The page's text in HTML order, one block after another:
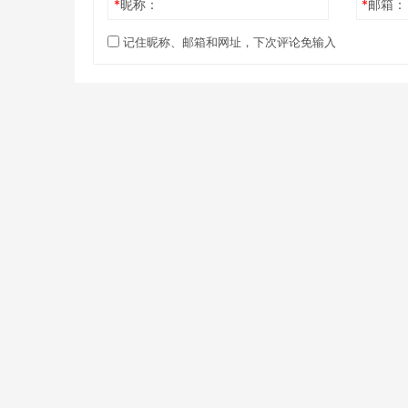
*昵称： *邮箱：
记住昵称、邮箱和网址，下次评论免输入